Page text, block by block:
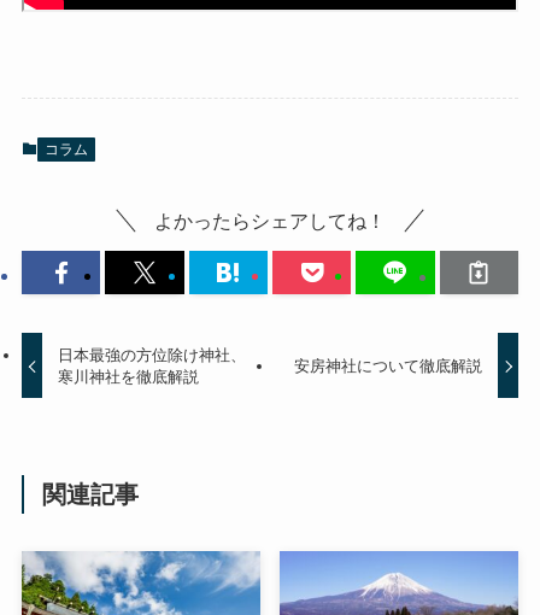
コラム
よかったらシェアしてね！
日本最強の方位除け神社、
寒川神社を徹底解説
安房神社について徹底解説
関連記事